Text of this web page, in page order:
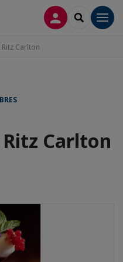
CONNEXION
Carlton
Carlton